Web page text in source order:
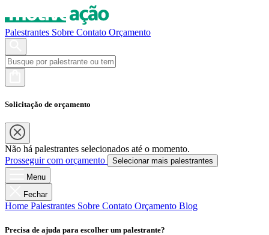
Palestrantes Sobre Contato Orçamento
Solicitação de orçamento
Não há palestrantes selecionados até o momento.
Prosseguir com orçamento
Selecionar mais palestrantes
Menu
Fechar
Home Palestrantes Sobre Contato Orçamento Blog
Precisa de ajuda para escolher um palestrante?